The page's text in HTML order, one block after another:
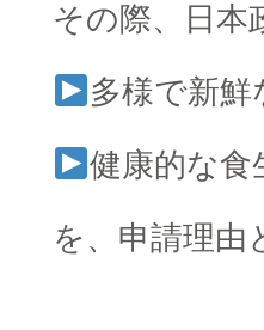
その際、日本
多様で新
健康的な食
を、申請理由